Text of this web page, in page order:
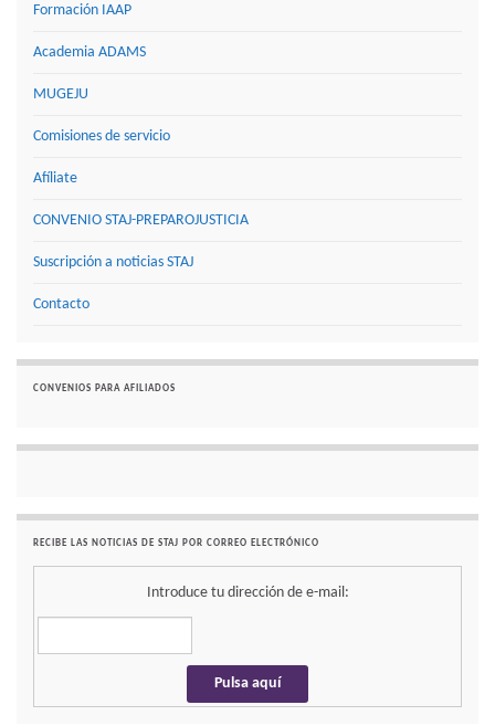
Formación IAAP
Academia ADAMS
MUGEJU
Comisiones de servicio
Afíliate
CONVENIO STAJ-PREPAROJUSTICIA
Suscripción a noticias STAJ
Contacto
CONVENIOS PARA AFILIADOS
RECIBE LAS NOTICIAS DE STAJ POR CORREO ELECTRÓNICO
Introduce tu dirección de e-mail: